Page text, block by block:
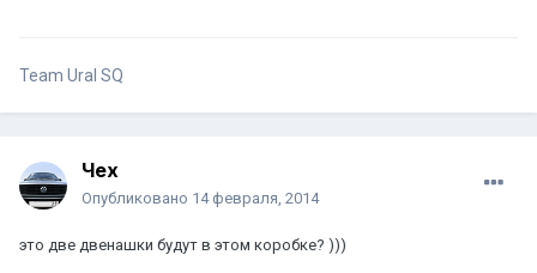
Team Ural SQ
Чех
Опубликовано 14 февраля, 2014
это две двенашки будут в этом коробке? )))